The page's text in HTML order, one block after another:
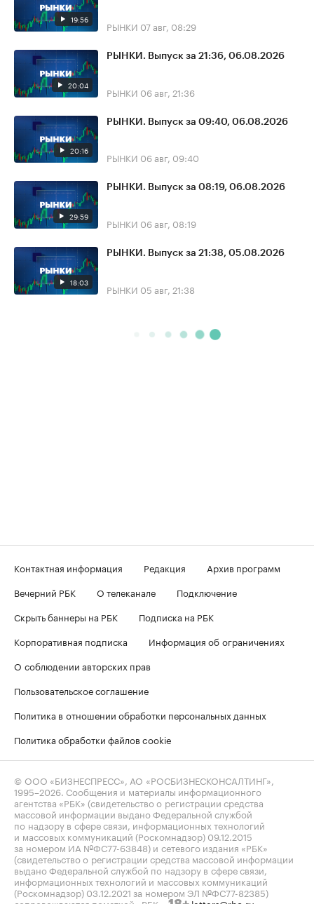
19:56 РЫНКИ 07 авг, 08:29
20:04
РЫНКИ. Выпуск за 21:36, 06.08.2026
РЫНКИ 06 авг, 21:36
20:16
РЫНКИ. Выпуск за 09:40, 06.08.2026
РЫНКИ 06 авг, 09:40
29:59
РЫНКИ. Выпуск за 08:19, 06.08.2026
РЫНКИ 06 авг, 08:19
18:03
РЫНКИ. Выпуск за 21:38, 05.08.2026
РЫНКИ 05 авг, 21:38
Контактная информация Редакция
Архив программ
Вечерний РБК
О телеканале
Подключение
Скрыть баннеры на РБК
Подписка на РБК
Корпоративная подписка
Информация об ограничениях
О соблюдении авторских прав
Пользовательское соглашение
Политика в отношении обработки персональных данных
Политика обработки файлов cookie
© ООО «БИЗНЕСПРЕСС», АО «РОСБИЗНЕСКОНСАЛТИНГ»,
1995–2026 . Сообщения и материалы информационного
агентства «РБК» (свидетельство о регистрации средства
массовой информации выдано Федеральной службой
по надзору в сфере связи, информационных технологий
и массовых коммуникаций (Роскомнадзор) 09.12.2015
за номером ИА №ФС77-63848) и сетевого издания «РБК»
(свидетельство о регистрации средства массовой информации
выдано Федеральной службой по надзору в сфере связи,
информационных технологий и массовых коммуникаций
(Роскомнадзор) 03.12.2021 за номером ЭЛ №ФС77-82385)